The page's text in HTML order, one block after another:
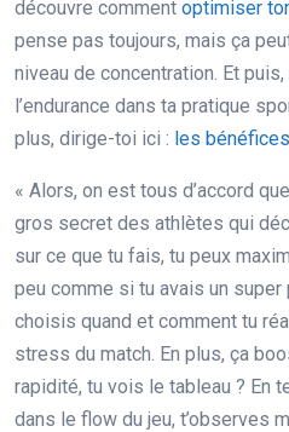
découvre comment optimiser
pense pas toujours, mais ça
niveau de concentration. Et puis,
l’endurance dans ta pratique
plus, dirige-toi ici : les
« Alors, on est tous d’accord
gros secret des athlètes qui
sur ce que tu fais, tu peux
peu comme si tu avais un super
choisis quand et comment tu
stress du match. En plus, ça
rapidité, tu vois le tableau ? En
dans le flow du jeu, t’observes